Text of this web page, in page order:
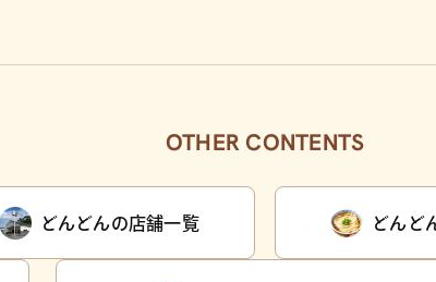
OTHER CONTENTS
どんどんの店舗一覧 どんど